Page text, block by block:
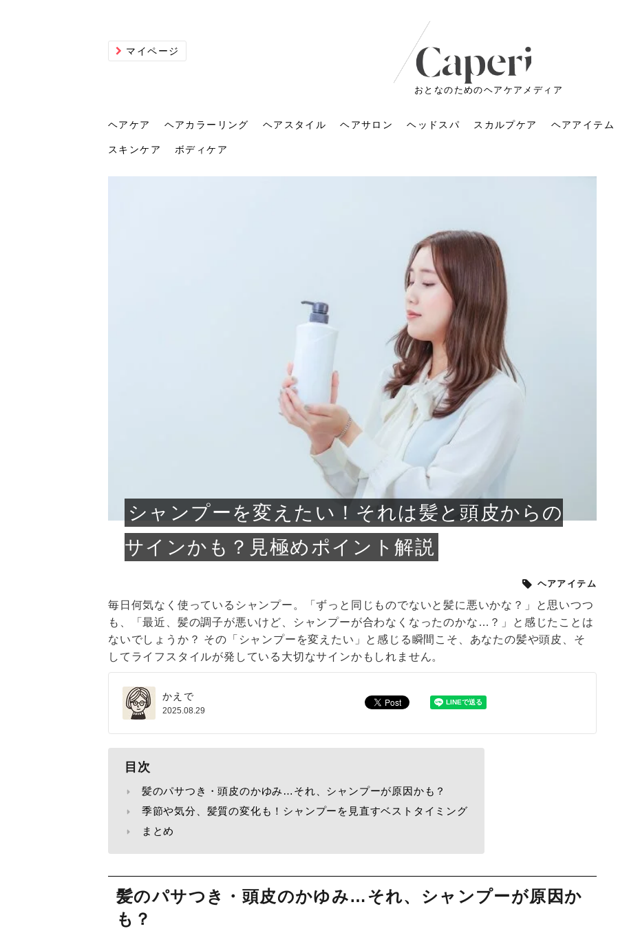
マイページ
おとなのためのヘアケアメディア
ヘアケア
トリートメントの付け方で
仕上がりが変わる｜効かな
い原因...
トリートメントの付け方で仕上がりは
大きく変わります。今回は、毛先中心
メガネ
朝の5分が変わる！寝癖がつ
かない予防方法と時短寝癖
直し...
新生活シーズン、朝の身支度を少しで
も短くしたい人は多いはず。じつは寝
癖は、...
かえで
ヘアカラーリング
髪のくすみが気になる人
へ！2026春トレンドの明る
めく...
2026春のトレンドカラーは明るめのく
すみカラーです。ただし、髪がすでに
さくら
ツヤと透明感で垢抜ける！
自然なヘアカラーで作る
「きれい...
職場で浮かない落ち着いたトーンにし
たいけれど、どこか垢抜けた印象にし
たいと...
さくら
ヘアスタイル
2026年のショートウルフ最
新トレンドとは？ナチュラ
2026年のショートウルフは、ナチュラ
ルでエアリーな仕上がりが今っぽい正
かえで
ルーズウェーブとは？2026
年の注目スタイルと長さ別
の...
2026年はレイヤーカットを使った髪型
のトレンドと重なり、ルーズウェーブ
ヘ...
かえで
ヘアサロン
美容室に行くのが恥ずかし
い？髪質の変化に気づいた
時こそ...
しばらく美容室に行けていないし、そ
ろそろ髪型を変えて気分転換したいと
メガネ
お気に入りのお店が倒産し
た後の美容室の探し方！失
敗しに...
美容室を倒産する数が増えているとい
うニュースがありました。もともと美
容室の...
かえで
ヘッドスパ
ヘッドスパの落とし穴！知
らないと損する真実
ヘッドスパは、頭皮の汚れを落として
血行を促進し、リラックス効果や美髪
頭皮を刺激してお顔のリフ
トアップ♪毎日こつこつカン
タン小顔☆
毎日のちょっとした習慣で小顔は作れ
る！頭のこりをほぐしてフェイスライ
ンのリ...
chicca
スカルプケア
髪を育てるには？毎日の洗
い方と生活習慣を見直す基
本ケア
髪をきれいに育てるには高価なアイテ
ムを増やす前に、洗い方や乾かし方、
さくら
頭皮マッサージで目がぱっ
ちりする理由は？具体的な
やり方...
目元の印象を左右するのは目そのもの
ではなく、頭皮の状態かもしれませ
ん。以下...
メガネ
ヘアアイテム
発酵エキスシャンプーって
何がいいの？無印良品など
のシャ...
スキンケアで人気の発酵成分が、シャ
ンプーにも広がっています。無印良品
さくら
アイロンが苦手でも大丈
夫！ブラッシング感覚で使
えるヘア...
ヘアアイロンを使うのが苦手、火傷が
怖いと感じている方はいないでしょう
か？そ...
さくら
ミニマリストのメイク術｜
少ないアイテムで「自分ら
しい美...
「たくさんのコスメを持っているの
に、実際に使っているのはいつも同じ
あおい
V3ファンデーションは危な
い？針の仕組み・全4種比
較・...
メイクをしている時間も、スキンケア
の時間に変えるという発想から生まれ
たのが...
あかり
針で小顔を目指す！美容鍼
の効果と後悔しない選び方
のポイント
フェイスラインをすっきりさせたいと
いうお悩みを抱えている方はいないで
あかり
リンパマッサージと経絡マ
ッサージの違いとは？効果
と、自...
サロンのメニューを見ていると、「リ
ンパマッサージ」の他に「経絡マッサ
ージ」...
あかり
化粧ノリが変わる「顔脱
毛」。4つのメリットと、始
める前...
顔の産毛をカミソリで剃って、毛抜き
で抜くなど、日々の自己処理を手間に
あおい
子供の脱毛、日焼け肌はN
G？親子で学ぶ、安心・安全
なエ...
「ムダ毛が気になる」とお子さんが悩
んでいる姿を見て、エステ脱毛を検討
し始め...
あおい
2026年運気アップネイルガ
イドを公開！幸運を呼ぶ色
最近、なんとなく運気が停滞している
気がすると悩んでいないでしょうか？
あおい
そのネイル、本当に似合っ
てる？指先をきれいに見え
るのは...
SNSや雑誌で見かけた素敵なネイルデ
ザインを、いざ自分の爪に試してみた
ら、...
さな
スキンケア
急に小じわが増えた？原因
と種類の見分け方＆自宅で
ふと鏡を見て、急に小じわが増えたと
落ち込んでいないでしょうか？じつは
その原...
あおい
ルルルン ハイドラのどれが
良い？その違いは？PDRN
や...
ルルルン ハイドラシリーズを使いたい
けれど、種類が多くてどれを選べばい
いか...
さな
ボディケア
人の手ならではの痩身効
果。オールハンドエステの
痩身エステと一言で言っても、最新の
機器を使ったものから、昔ながらの手
技によ...
あかり
その医療ダイエット、後悔
しませんか？失敗する人の
共通点...
医師の管理のもと、科学的根拠に基づ
いて行う「医療ダイエット」は、自己
流のダ...
さな
シャンプーを変えたい！それは髪と頭皮からの
サインかも？見極めポイント解説
ヘアアイテム
毎日何気なく使っているシャンプー。「ずっと同じものでないと髪に悪いかな？」と思いつつ
も、「最近、髪の調子が悪いけど、シャンプーが合わなくなったのかな…？」と感じたことは
ないでしょうか？ その「シャンプーを変えたい」と感じる瞬間こそ、あなたの髪や頭皮、そ
してライフスタイルが発している大切なサインかもしれません。
かえで
2025.08.29
目次
髪のパサつき・頭皮のかゆみ…それ、シャンプーが原因かも？
季節や気分、髪質の変化も！シャンプーを見直すベストタイミング
まとめ
髪のパサつき・頭皮のかゆみ…それ、シャンプーが原因か
も？